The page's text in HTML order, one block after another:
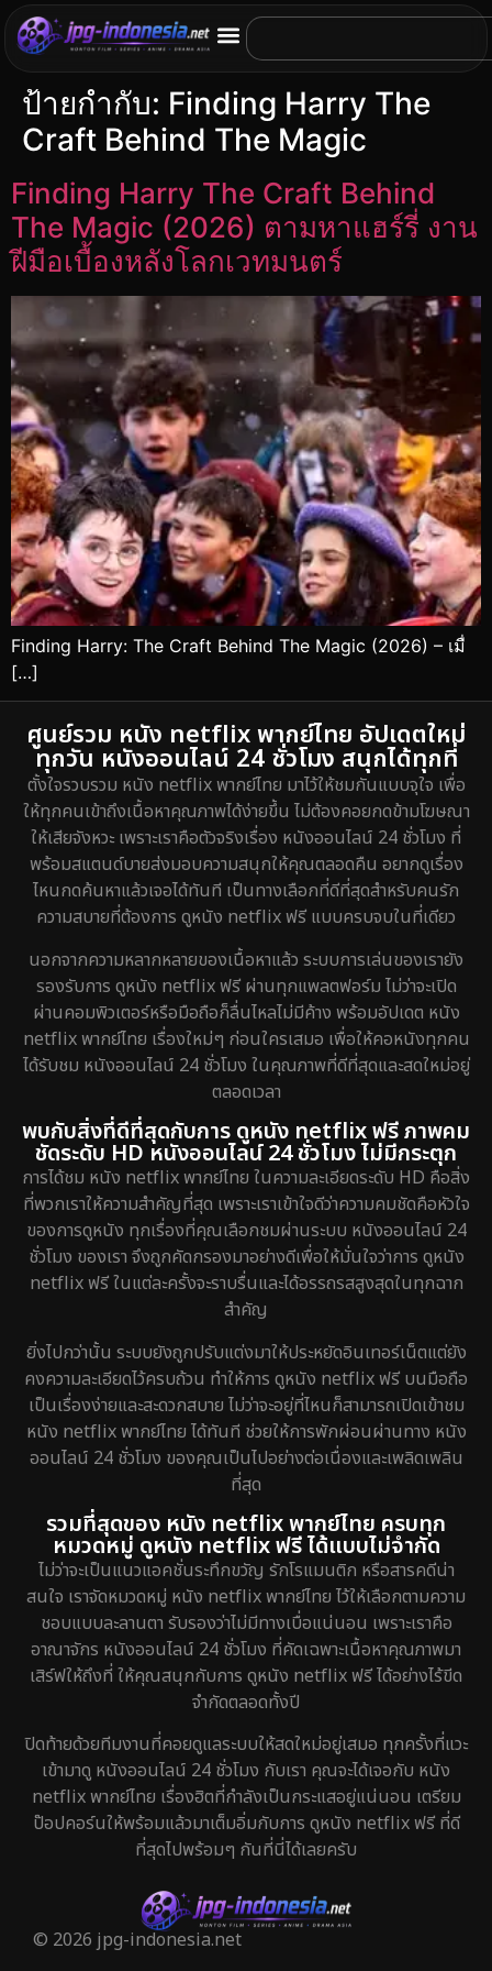
ป้ายกำกับ: Finding Harry The
Craft Behind The Magic
Finding Harry The Craft Behind
The Magic (2026) ตามหาแฮร์รี่ งาน
ฝีมือเบื้องหลังโลกเวทมนตร์
Finding Harry: The Craft Behind The Magic (2026) – เมื่
[…]
ศูนย์รวม หนัง netflix พากย์ไทย อัปเดตใหม่
ทุกวัน หนังออนไลน์ 24 ชั่วโมง สนุกได้ทุกที่
ตั้งใจรวบรวม หนัง netflix พากย์ไทย มาไว้ให้ชมกันแบบจุใจ เพื่อ
ให้ทุกคนเข้าถึงเนื้อหาคุณภาพได้ง่ายขึ้น ไม่ต้องคอยกดข้ามโฆษณา
ให้เสียจังหวะ เพราะเราคือตัวจริงเรื่อง หนังออนไลน์ 24 ชั่วโมง ที่
พร้อมสแตนด์บายส่งมอบความสนุกให้คุณตลอดคืน อยากดูเรื่อง
ไหนกดค้นหาแล้วเจอได้ทันที เป็นทางเลือกที่ดีที่สุดสำหรับคนรัก
ความสบายที่ต้องการ ดูหนัง netflix ฟรี แบบครบจบในที่เดียว
นอกจากความหลากหลายของเนื้อหาแล้ว ระบบการเล่นของเรายัง
รองรับการ ดูหนัง netflix ฟรี ผ่านทุกแพลตฟอร์ม ไม่ว่าจะเปิด
ผ่านคอมพิวเตอร์หรือมือถือก็ลื่นไหลไม่มีค้าง พร้อมอัปเดต หนัง
netflix พากย์ไทย เรื่องใหม่ๆ ก่อนใครเสมอ เพื่อให้คอหนังทุกคน
ได้รับชม หนังออนไลน์ 24 ชั่วโมง ในคุณภาพที่ดีที่สุดและสดใหม่อยู่
ตลอดเวลา
พบกับสิ่งที่ดีที่สุดกับการ ดูหนัง netflix ฟรี ภาพคม
ชัดระดับ HD หนังออนไลน์ 24 ชั่วโมง ไม่มีกระตุก
การได้ชม หนัง netflix พากย์ไทย ในความละเอียดระดับ HD คือสิ่ง
ที่พวกเราให้ความสำคัญที่สุด เพราะเราเข้าใจดีว่าความคมชัดคือหัวใจ
ของการดูหนัง ทุกเรื่องที่คุณเลือกชมผ่านระบบ หนังออนไลน์ 24
ชั่วโมง ของเรา จึงถูกคัดกรองมาอย่างดีเพื่อให้มั่นใจว่าการ ดูหนัง
netflix ฟรี ในแต่ละครั้งจะราบรื่นและได้อรรถรสสูงสุดในทุกฉาก
สำคัญ
ยิ่งไปกว่านั้น ระบบยังถูกปรับแต่งมาให้ประหยัดอินเทอร์เน็ตแต่ยัง
คงความละเอียดไว้ครบถ้วน ทำให้การ ดูหนัง netflix ฟรี บนมือถือ
เป็นเรื่องง่ายและสะดวกสบาย ไม่ว่าจะอยู่ที่ไหนก็สามารถเปิดเข้าชม
หนัง netflix พากย์ไทย ได้ทันที ช่วยให้การพักผ่อนผ่านทาง หนัง
ออนไลน์ 24 ชั่วโมง ของคุณเป็นไปอย่างต่อเนื่องและเพลิดเพลิน
ที่สุด
รวมที่สุดของ หนัง netflix พากย์ไทย ครบทุก
หมวดหมู่ ดูหนัง netflix ฟรี ได้แบบไม่จำกัด
ไม่ว่าจะเป็นแนวแอคชั่นระทึกขวัญ รักโรแมนติก หรือสารคดีน่า
สนใจ เราจัดหมวดหมู่ หนัง netflix พากย์ไทย ไว้ให้เลือกตามความ
ชอบแบบละลานตา รับรองว่าไม่มีทางเบื่อแน่นอน เพราะเราคือ
อาณาจักร หนังออนไลน์ 24 ชั่วโมง ที่คัดเฉพาะเนื้อหาคุณภาพมา
เสิร์ฟให้ถึงที่ ให้คุณสนุกกับการ ดูหนัง netflix ฟรี ได้อย่างไร้ขีด
จำกัดตลอดทั้งปี
ปิดท้ายด้วยทีมงานที่คอยดูแลระบบให้สดใหม่อยู่เสมอ ทุกครั้งที่แวะ
เข้ามาดู หนังออนไลน์ 24 ชั่วโมง กับเรา คุณจะได้เจอกับ หนัง
netflix พากย์ไทย เรื่องฮิตที่กำลังเป็นกระแสอยู่แน่นอน เตรียม
ป๊อปคอร์นให้พร้อมแล้วมาเต็มอิ่มกับการ ดูหนัง netflix ฟรี ที่ดี
ที่สุดไปพร้อมๆ กันที่นี่ได้เลยครับ
© 2026 jpg-indonesia.net